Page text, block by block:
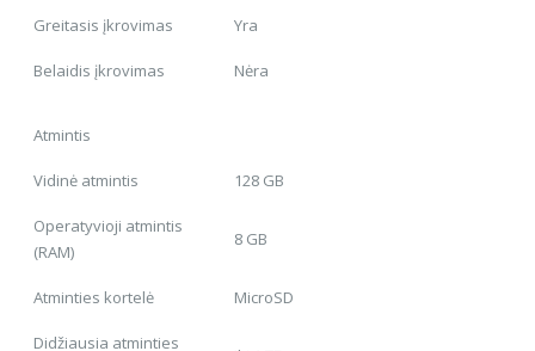
Greitasis įkrovimas Yra
Belaidis įkrovimas Nėra
Atmintis
Vidinė atmintis 128 GB
Operatyvioji atmintis
(RAM)
8 GB
Atminties kortelė MicroSD
Didžiausia atminties